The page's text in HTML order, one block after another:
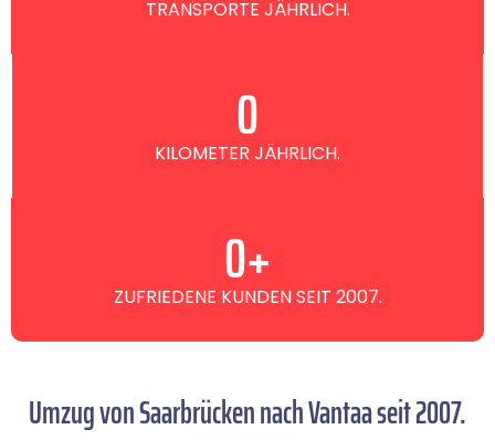
TRANSPORTE JÄHRLICH.
KILOMETER JÄHRLICH.
0
ZUFRIEDENE KUNDEN SEIT 2007.
0+
Umzug von Saarbrücken nach Vantaa seit 2007.